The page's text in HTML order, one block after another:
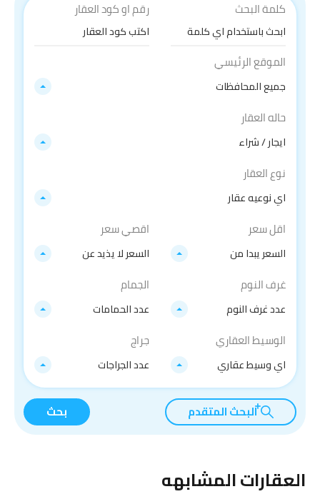
كلمة البحث رقم او كود العقار
الموقع الرئيسي
جميع المحافظات
حاله العقار
ايجار / شراء
نوع العقار
اي نوعيه عقار
اقل سعر
السعر يبدا من
اقصي سعر
السعر لا يذيد عن
غرف النوم
عدد غرف النوم
الجمام
عدد الحمامات
الوسيط العقاري
اي وسيط عقاري
جراج
عدد الجراجات
البحث المتقدم بحث
العقارات المشابهه